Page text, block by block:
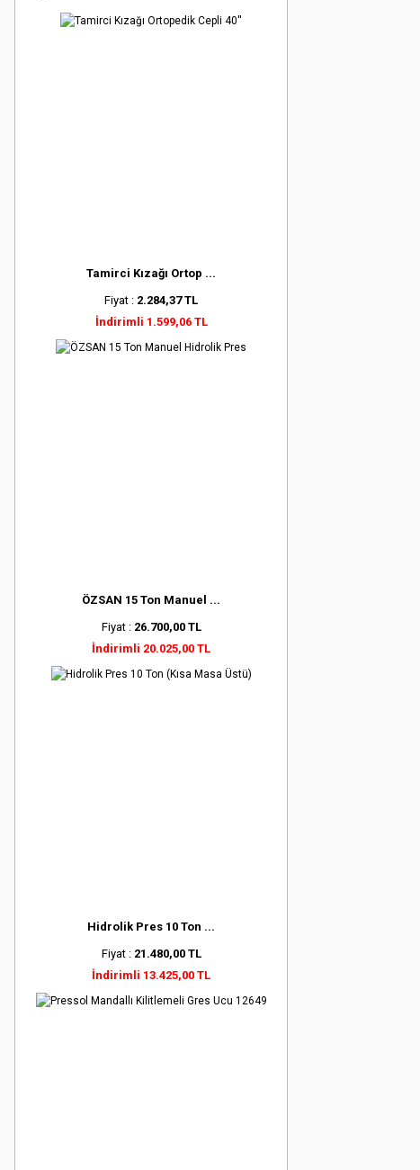
Tamirci Kızağı Ortop ...
Fiyat : 2.284,37 TL
İndirimli 1.599,06 TL
ÖZSAN 15 Ton Manuel ...
Fiyat : 26.700,00 TL
İndirimli 20.025,00 TL
Hidrolik Pres 10 Ton ...
Fiyat : 21.480,00 TL
İndirimli 13.425,00 TL